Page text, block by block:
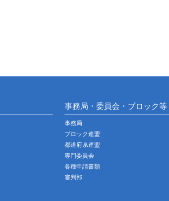
事務局・委員会・ブロック等
事務局
ブロック連盟
都道府県連盟
専門委員会
各種申請書類
審判部